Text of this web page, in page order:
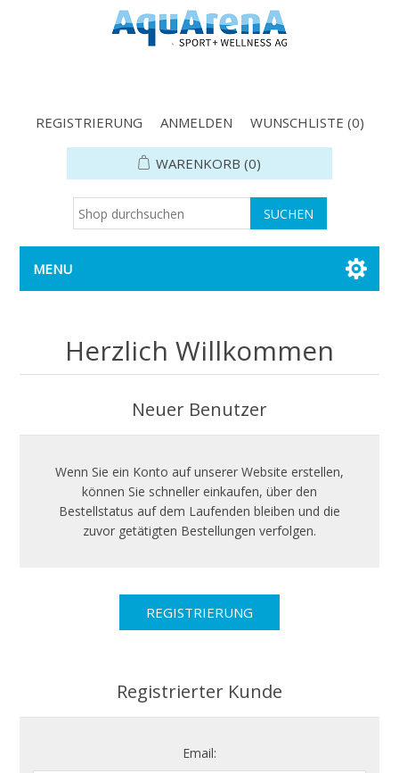
REGISTRIERUNG ANMELDEN WUNSCHLISTE (0)
WARENKORB (0)
MENU
Herzlich Willkommen
Neuer Benutzer
Wenn Sie ein Konto auf unserer Website erstellen,
können Sie schneller einkaufen, über den
Bestellstatus auf dem Laufenden bleiben und die
zuvor getätigten Bestellungen verfolgen.
Registrierter Kunde
Email: